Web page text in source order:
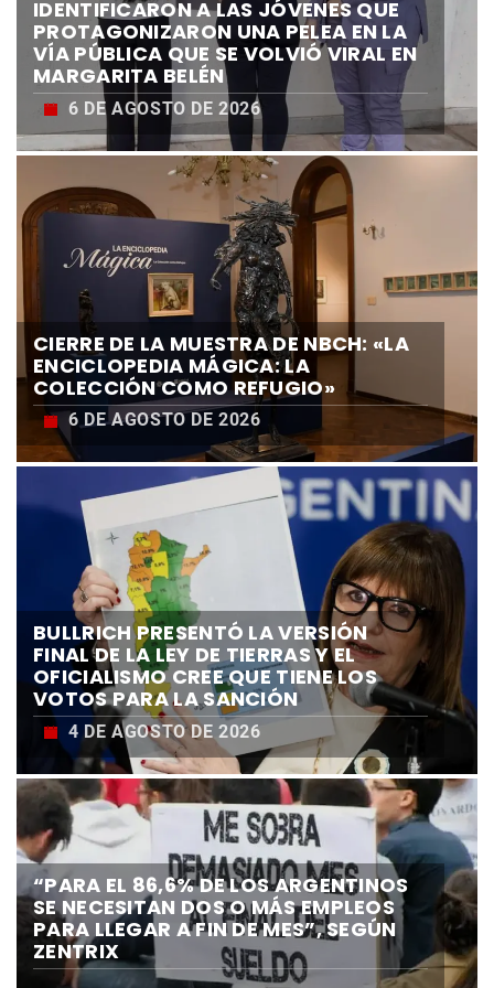
IDENTIFICARON A LAS JÓVENES QUE
PROTAGONIZARON UNA PELEA EN LA
VÍA PÚBLICA QUE SE VOLVIÓ VIRAL EN
MARGARITA BELÉN
6 DE AGOSTO DE 2026
CIERRE DE LA MUESTRA DE NBCH: «LA
ENCICLOPEDIA MÁGICA: LA
COLECCIÓN COMO REFUGIO»
6 DE AGOSTO DE 2026
BULLRICH PRESENTÓ LA VERSIÓN
FINAL DE LA LEY DE TIERRAS Y EL
OFICIALISMO CREE QUE TIENE LOS
VOTOS PARA LA SANCIÓN
4 DE AGOSTO DE 2026
COMIENZA EL BLACK FRIDAY CON
PROMOCIONES EXCLUSIVAS CON
TARJETA TUYA DEL NBCH
CASO GABRIELA VILLORDO:
CONVOCAN FRENTE AL STJ PARA
SOLICITAR QUE LA CONDENA DEL
“PARA EL 86,6% DE LOS ARGENTINOS
SE NECESITAN DOS O MÁS EMPLEOS
PARA LLEGAR A FIN DE MES”, SEGÚN
ZENTRIX